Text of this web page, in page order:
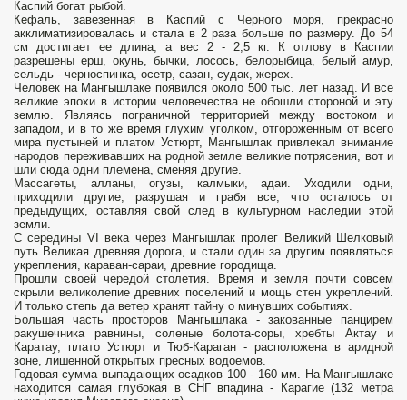
Каспий богат рыбой.
Кефаль, завезенная в Каспий с Черного моря, прекрасно
акклиматизировалась и стала в 2 раза больше по размеру. До 54
см достигает ее длина, а вес 2 - 2,5 кг. К отлову в Каспии
разрешены ерш, окунь, бычки, лосось, белорыбица, белый амур,
сельдь - черноспинка, осетр, сазан, судак, жерех.
Человек на Мангышлаке появился около 500 тыс. лет назад. И все
великие эпохи в истории человечества не обошли стороной и эту
землю. Являясь пограничной территорией между востоком и
западом, и в то же время глухим уголком, отгороженным от всего
мира пустыней и платом Устюрт, Мангышлак привлекал внимание
народов переживавших на родной земле великие потрясения, вот и
шли сюда одни племена, сменяя другие.
Массагеты, алланы, огузы, калмыки, адаи. Уходили одни,
приходили другие, разрушая и грабя все, что осталось от
предыдущих, оставляя свой след в культурном наследии этой
земли.
С середины VI века через Мангышлак пролег Великий Шелковый
путь Великая древняя дорога, и стали один за другим появляться
укрепления, караван-сараи, древние городища.
Прошли своей чередой столетия. Время и земля почти совсем
скрыли великолепие древних поселений и мощь стен укреплений.
И только степь да ветер хранят тайну о минувших событиях.
Большая часть просторов Мангышлака - закованные панцирем
ракушечника равнины, соленые болота-соры, хребты Актау и
Каратау, плато Устюрт и Тюб-Караган - расположена в аридной
зоне, лишенной открытых пресных водоемов.
Годовая сумма выпадающих осадков 100 - 160 мм. На Мангышлаке
находится самая глубокая в СНГ впадина - Карагие (132 метра